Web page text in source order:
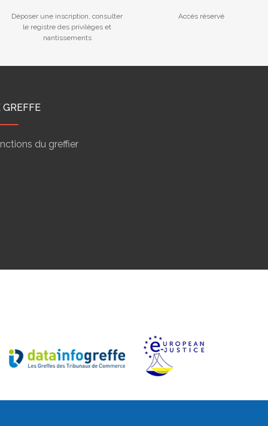
Déposer une inscription, consulter
le registre des privilèges et
nantissements
Accès réservé
GREFFE
du greffier